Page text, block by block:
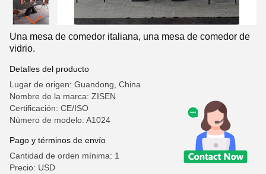
Una mesa de comedor italiana, una mesa de comedor de
vidrio.
Detalles del producto
Lugar de origen: Guandong, China
Nombre de la marca: ZISEN
Certificación: CE/ISO
Número de modelo: A1024
Pago y términos de envío
Cantidad de orden mínima: 1
Precio: USD